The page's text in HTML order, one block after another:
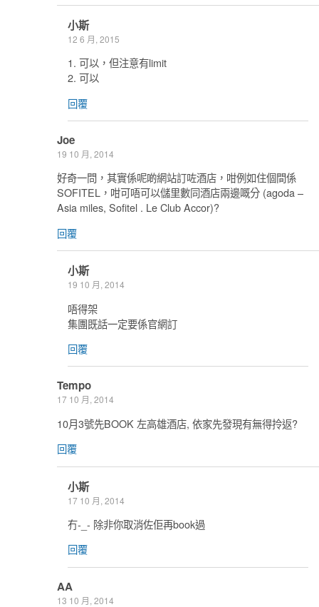
小斯
12 6 月, 2015
1. 可以，但注意有limit
2. 可以
回覆
Joe
19 10 月, 2014
好奇一問，其實係呢啲網站訂咗酒店，咁例如住個間係
SOFITEL，咁可唔可以儲里數同酒店兩邊嘅分 (agoda –
Asia miles, Sofitel . Le Club Accor)?
回覆
小斯
19 10 月, 2014
唔得架
集團既話一定要係官網訂
回覆
Tempo
17 10 月, 2014
10月3號先BOOK 左高雄酒店, 依家先發現有無得拎返?
回覆
小斯
17 10 月, 2014
冇-_- 除非你取消佐佢再book過
回覆
AA
13 10 月, 2014